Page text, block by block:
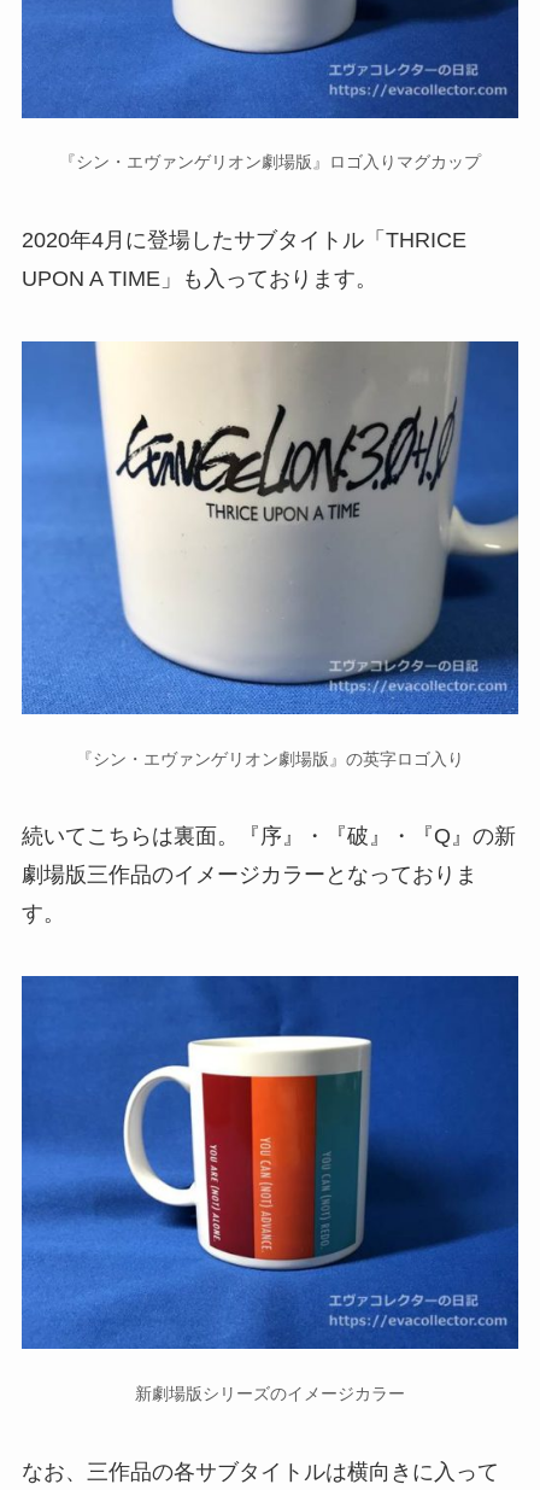
『シン・エヴァンゲリオン劇場版』ロゴ入りマグカップ
2020年4月に登場したサブタイトル「THRICE
UPON A TIME」も入っております。
『シン・エヴァンゲリオン劇場版』の英字ロゴ入り
続いてこちらは裏面。『序』・『破』・『Q』の新
劇場版三作品のイメージカラーとなっておりま
す。
新劇場版シリーズのイメージカラー
なお、三作品の各サブタイトルは横向きに入って